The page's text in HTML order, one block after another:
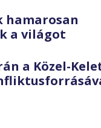
hamarosan
a világot
a Közel-